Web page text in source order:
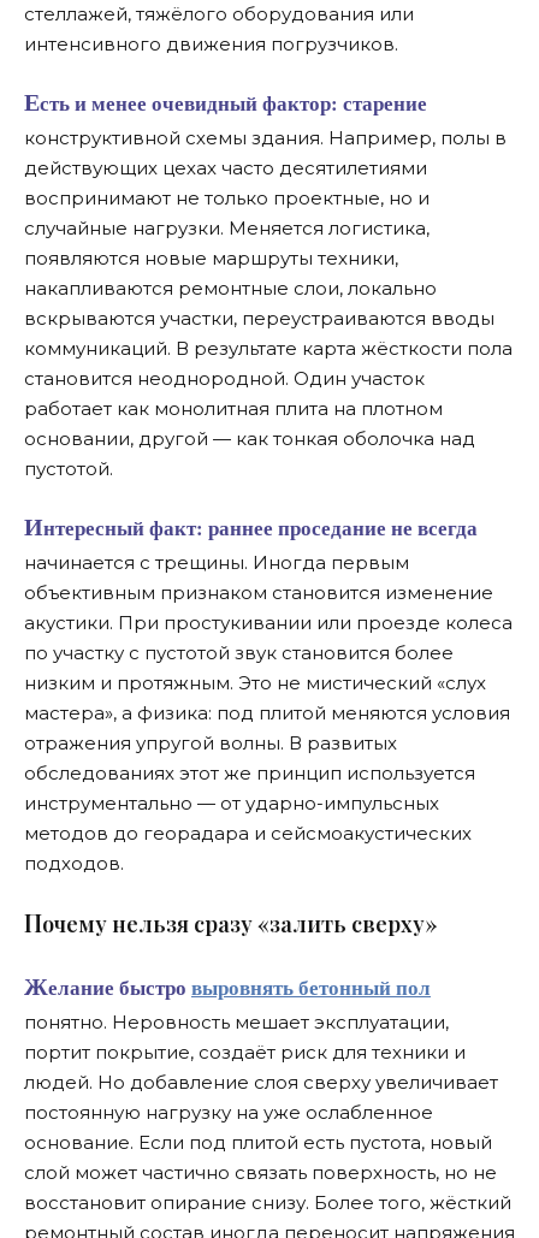
стеллажей, тяжёлого оборудования или
интенсивного движения погрузчиков.
Есть и менее очевидный фактор: старение
конструктивной схемы здания. Например, полы в
действующих цехах часто десятилетиями
воспринимают не только проектные, но и
случайные нагрузки. Меняется логистика,
появляются новые маршруты техники,
накапливаются ремонтные слои, локально
вскрываются участки, переустраиваются вводы
коммуникаций. В результате карта жёсткости пола
становится неоднородной. Один участок
работает как монолитная плита на плотном
основании, другой — как тонкая оболочка над
пустотой.
Интересный факт: раннее проседание не всегда
начинается с трещины. Иногда первым
объективным признаком становится изменение
акустики. При простукивании или проезде колеса
по участку с пустотой звук становится более
низким и протяжным. Это не мистический «слух
мастера», а физика: под плитой меняются условия
отражения упругой волны. В развитых
обследованиях этот же принцип используется
инструментально — от ударно-импульсных
методов до георадара и сейсмоакустических
подходов.
Почему нельзя сразу «залить сверху»
Желание быстро выровнять бетонный пол
понятно. Неровность мешает эксплуатации,
портит покрытие, создаёт риск для техники и
людей. Но добавление слоя сверху увеличивает
постоянную нагрузку на уже ослабленное
основание. Если под плитой есть пустота, новый
слой может частично связать поверхность, но не
восстановит опирание снизу. Более того, жёсткий
ремонтный состав иногда переносит напряжения